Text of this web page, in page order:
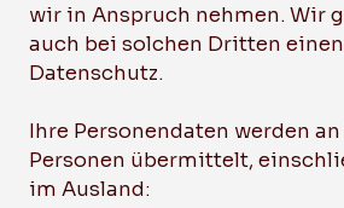
wir in Anspruch nehmen. Wir
auch bei solchen Dritten
Datenschutz.
Ihre Personendaten werden
Personen übermittelt,
im Ausland: